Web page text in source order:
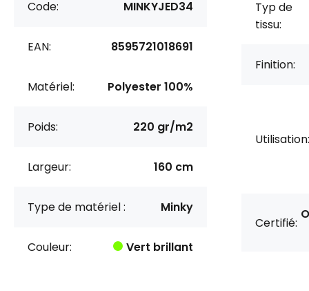
Code: MINKYJED34
EAN: 8595721018691
Matériel: Polyester 100%
Poids: 220 gr/m2
Largeur: 160 cm
Type de matériel : Minky
Couleur: Vert brillant
Typ de
tissu:
Finition:
Utilisation:
Certifié: